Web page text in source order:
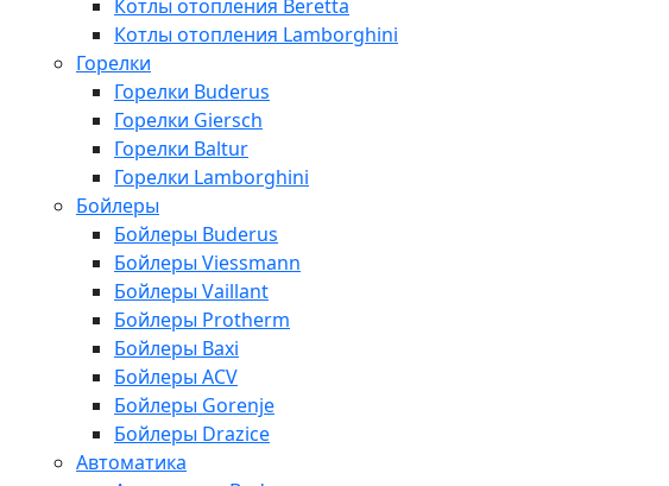
Котлы отопления Beretta
Котлы отопления Lamborghini
Горелки
Горелки Buderus
Горелки Giersch
Горелки Baltur
Горелки Lamborghini
Бойлеры
Бойлеры Buderus
Бойлеры Viessmann
Бойлеры Vaillant
Бойлеры Protherm
Бойлеры Baxi
Бойлеры ACV
Бойлеры Gorenje
Бойлеры Drazice
Автоматика